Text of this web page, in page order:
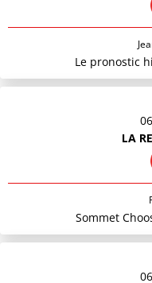
Le pronostic
LA
Sommet